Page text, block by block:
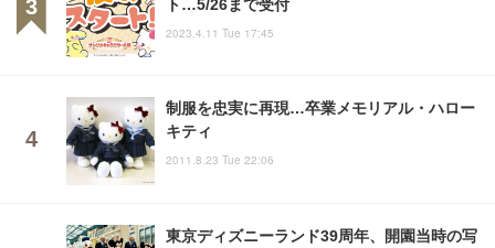
2023.4.11 Tue 17:45
制服を忠実に再現…卒業メモリアル・ハロー
キティ
2011.8.23 Tue 22:06
東京ディズニーランド39周年、開園当時の写